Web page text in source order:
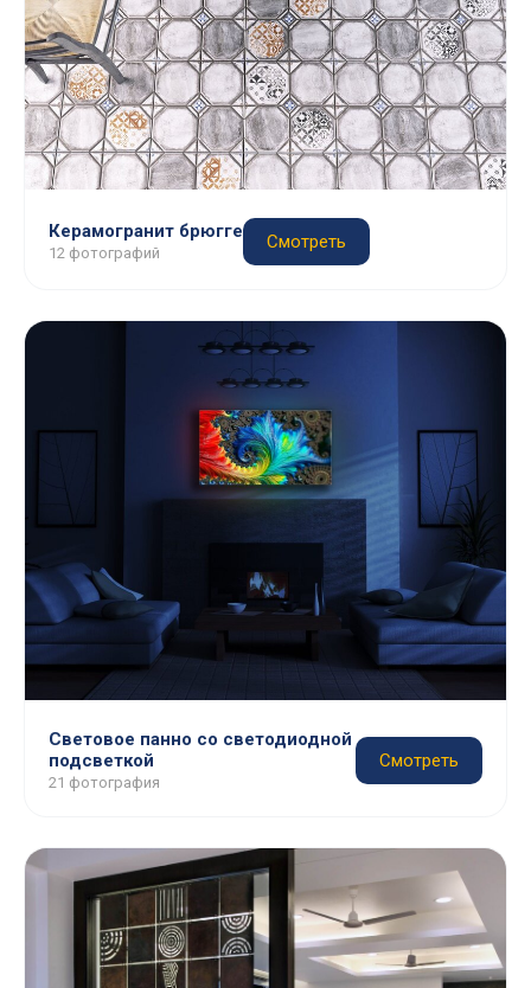
Керамогранит брюгге
12 фотографий
Смотреть
Световое панно со светодиодной
подсветкой
21 фотография
Смотреть